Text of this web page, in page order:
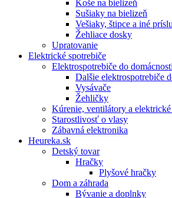
Koše na bielizeň
Sušiaky na bielizeň
Vešiaky, štipce a iné
Žehliace dosky
Upratovanie
Elektrické spotrebiče
Elektrospotrebiče do domácnosti
Dalšie elektrospotrebiče
Vysávače
Žehličky
Kúrenie, ventilátory a
Starostlivosť o vlasy
Zábavná elektronika
Heureka.sk
Detský tovar
Hračky
Plyšové hračky
Dom a záhrada
Bývanie a doplnky